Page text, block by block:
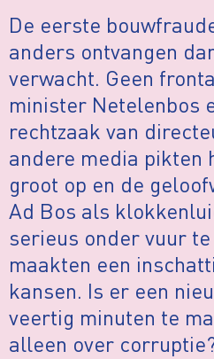
De eerste
anders ontvangen
verwacht. Geen
minister Netelenbos
rechtzaak van
andere media pikten
groot op en de
Ad Bos als
serieus onder vuur
maakten een
kansen. Is er een
veertig minuten te
alleen over